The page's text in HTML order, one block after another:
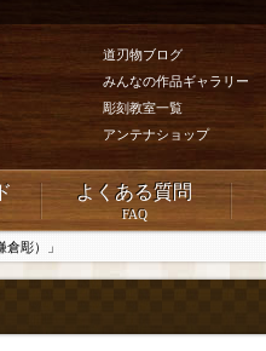
道刃物ブログ
みんなの作品ギャラリー
彫刻教室一覧
アンテナショップ
よくある質問
FAQ
彫）」